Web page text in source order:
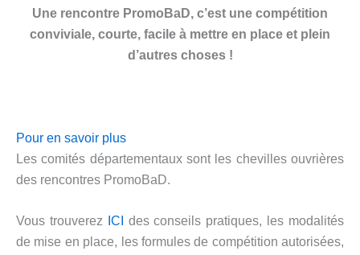
Une rencontre PromoBaD, c’est une compétition
conviviale, courte, facile à mettre en place et plein
d’autres choses !
Pour en savoir plus
Les comités départementaux sont les chevilles ouvrières
des rencontres PromoBaD.
Vous trouverez ICI
des conseils pratiques, les modalités
de mise en place, les formules de compétition autorisées,